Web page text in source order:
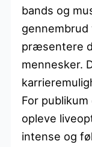
bands og
gennembrud
præsentere
mennesker.
For
opleve
intense og